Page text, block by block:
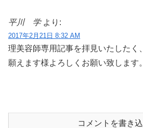
平川 学 より:
2017年2月21日 8:32 AM
理美容師専用記事を拝見いたしたく
願えます様よろしくお願い致します。
コメントを書き